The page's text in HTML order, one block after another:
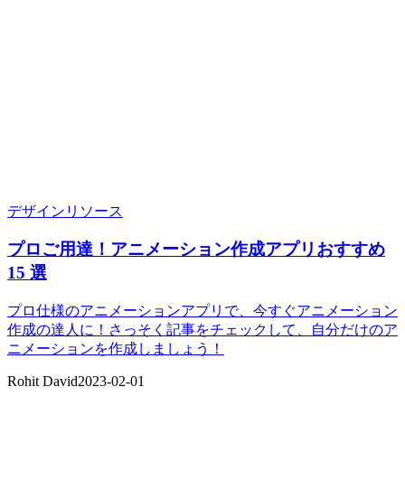
デザインリソース
プロご用達！アニメーション作成アプリおすすめ
15 選
プロ仕様のアニメーションアプリで、今すぐアニメーション
作成の達人に！さっそく記事をチェックして、自分だけのア
ニメーションを作成しましょう！
Rohit David2023-02-01